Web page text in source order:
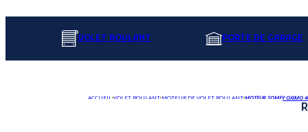
VOLET ROULANT PORTE DE GARAGE
ACCUEIL VOLET ROULANT MOTEUR DE VOLET ROULANTMOTEUR SOMFY OXIMO